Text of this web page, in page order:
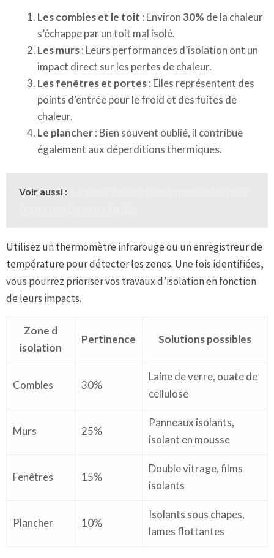
Les combles et le toit : Environ30% de la chaleur
s’échappe par un toit mal isolé.
Les murs: Leurs performances d’isolation ont un
impact direct sur les pertes de chaleur.
Les fenêtres et portes: Elles représentent des
points d’entrée pour le froid et des fuites de
chaleur.
Le plancher: Bien souvent oublié, il contribue
également aux déperditions thermiques.
Voir aussi :
Utilisez un thermomètre infrarouge ou un enregistreur de
température pour détecter les zones. Une fois identifiées,
vous pourrez prioriser vos travaux d’isolation en fonction
de leurs impacts.
Zone d
isolation
Pertinence Solutions possibles
Combles 30%
Laine de verre, ouate de
cellulose
Murs 25%
Panneaux isolants,
isolant en mousse
Fenêtres 15%
Double vitrage, films
isolants
Plancher 10%
Isolants sous chapes,
lames flottantes